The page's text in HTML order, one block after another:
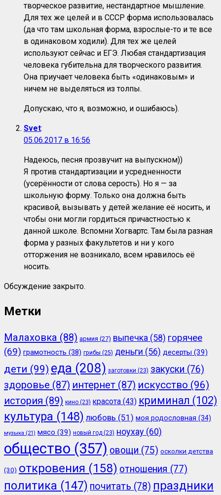
творческое развитие, нестандартное мышление.
Для тех же целей и в СССР форма использовалась
(да что там школьная форма, взрослые-то и те все
в одинаковом ходили). Для тех же целей
используют сейчас и ЕГЭ. Любая стандартизация
человека губительна для творческого развития.
Она приучает человека быть «одинаковым» и
ничем не выделяться из толпы.
Допускаю, что я, возможно, и ошибаюсь).
Svet:
05.06.2017 в 16:56
Надеюсь, песня прозвучит на выпускном))
Я против стандартизации и усредненности
(усерённости от слова серость). Но я — за
школьную форму. Только она должна быть
красивой, вызывать у детей желание её носить, и
чтобы они могли гордиться причастностью к
данной школе. Вспомни Хогвартс. Там была разная
форма у разных факультетов и ни у кого
отторжения не возникало, всем нравилось её
носить.
Обсуждение закрыто.
Метки
Малаховка (88) армия (27) выпечка (58) горячее
(69) грамотность (38) грибы (25) деньги (56) десерты (39)
дети (99) еда (208) заготовки (23) закуски (76)
здоровье (87) интернет (87) искусство (96)
история (89) кино (23) красота (43) криминал (102)
культура (148) любовь (51) моя родословная (34)
музыка (21) мясо (39) новый год (23) ноухау (60)
общество (357) овощи (75) осколки детства
(30) откровения (158) отношения (77)
политика (147) почитать (78) праздники